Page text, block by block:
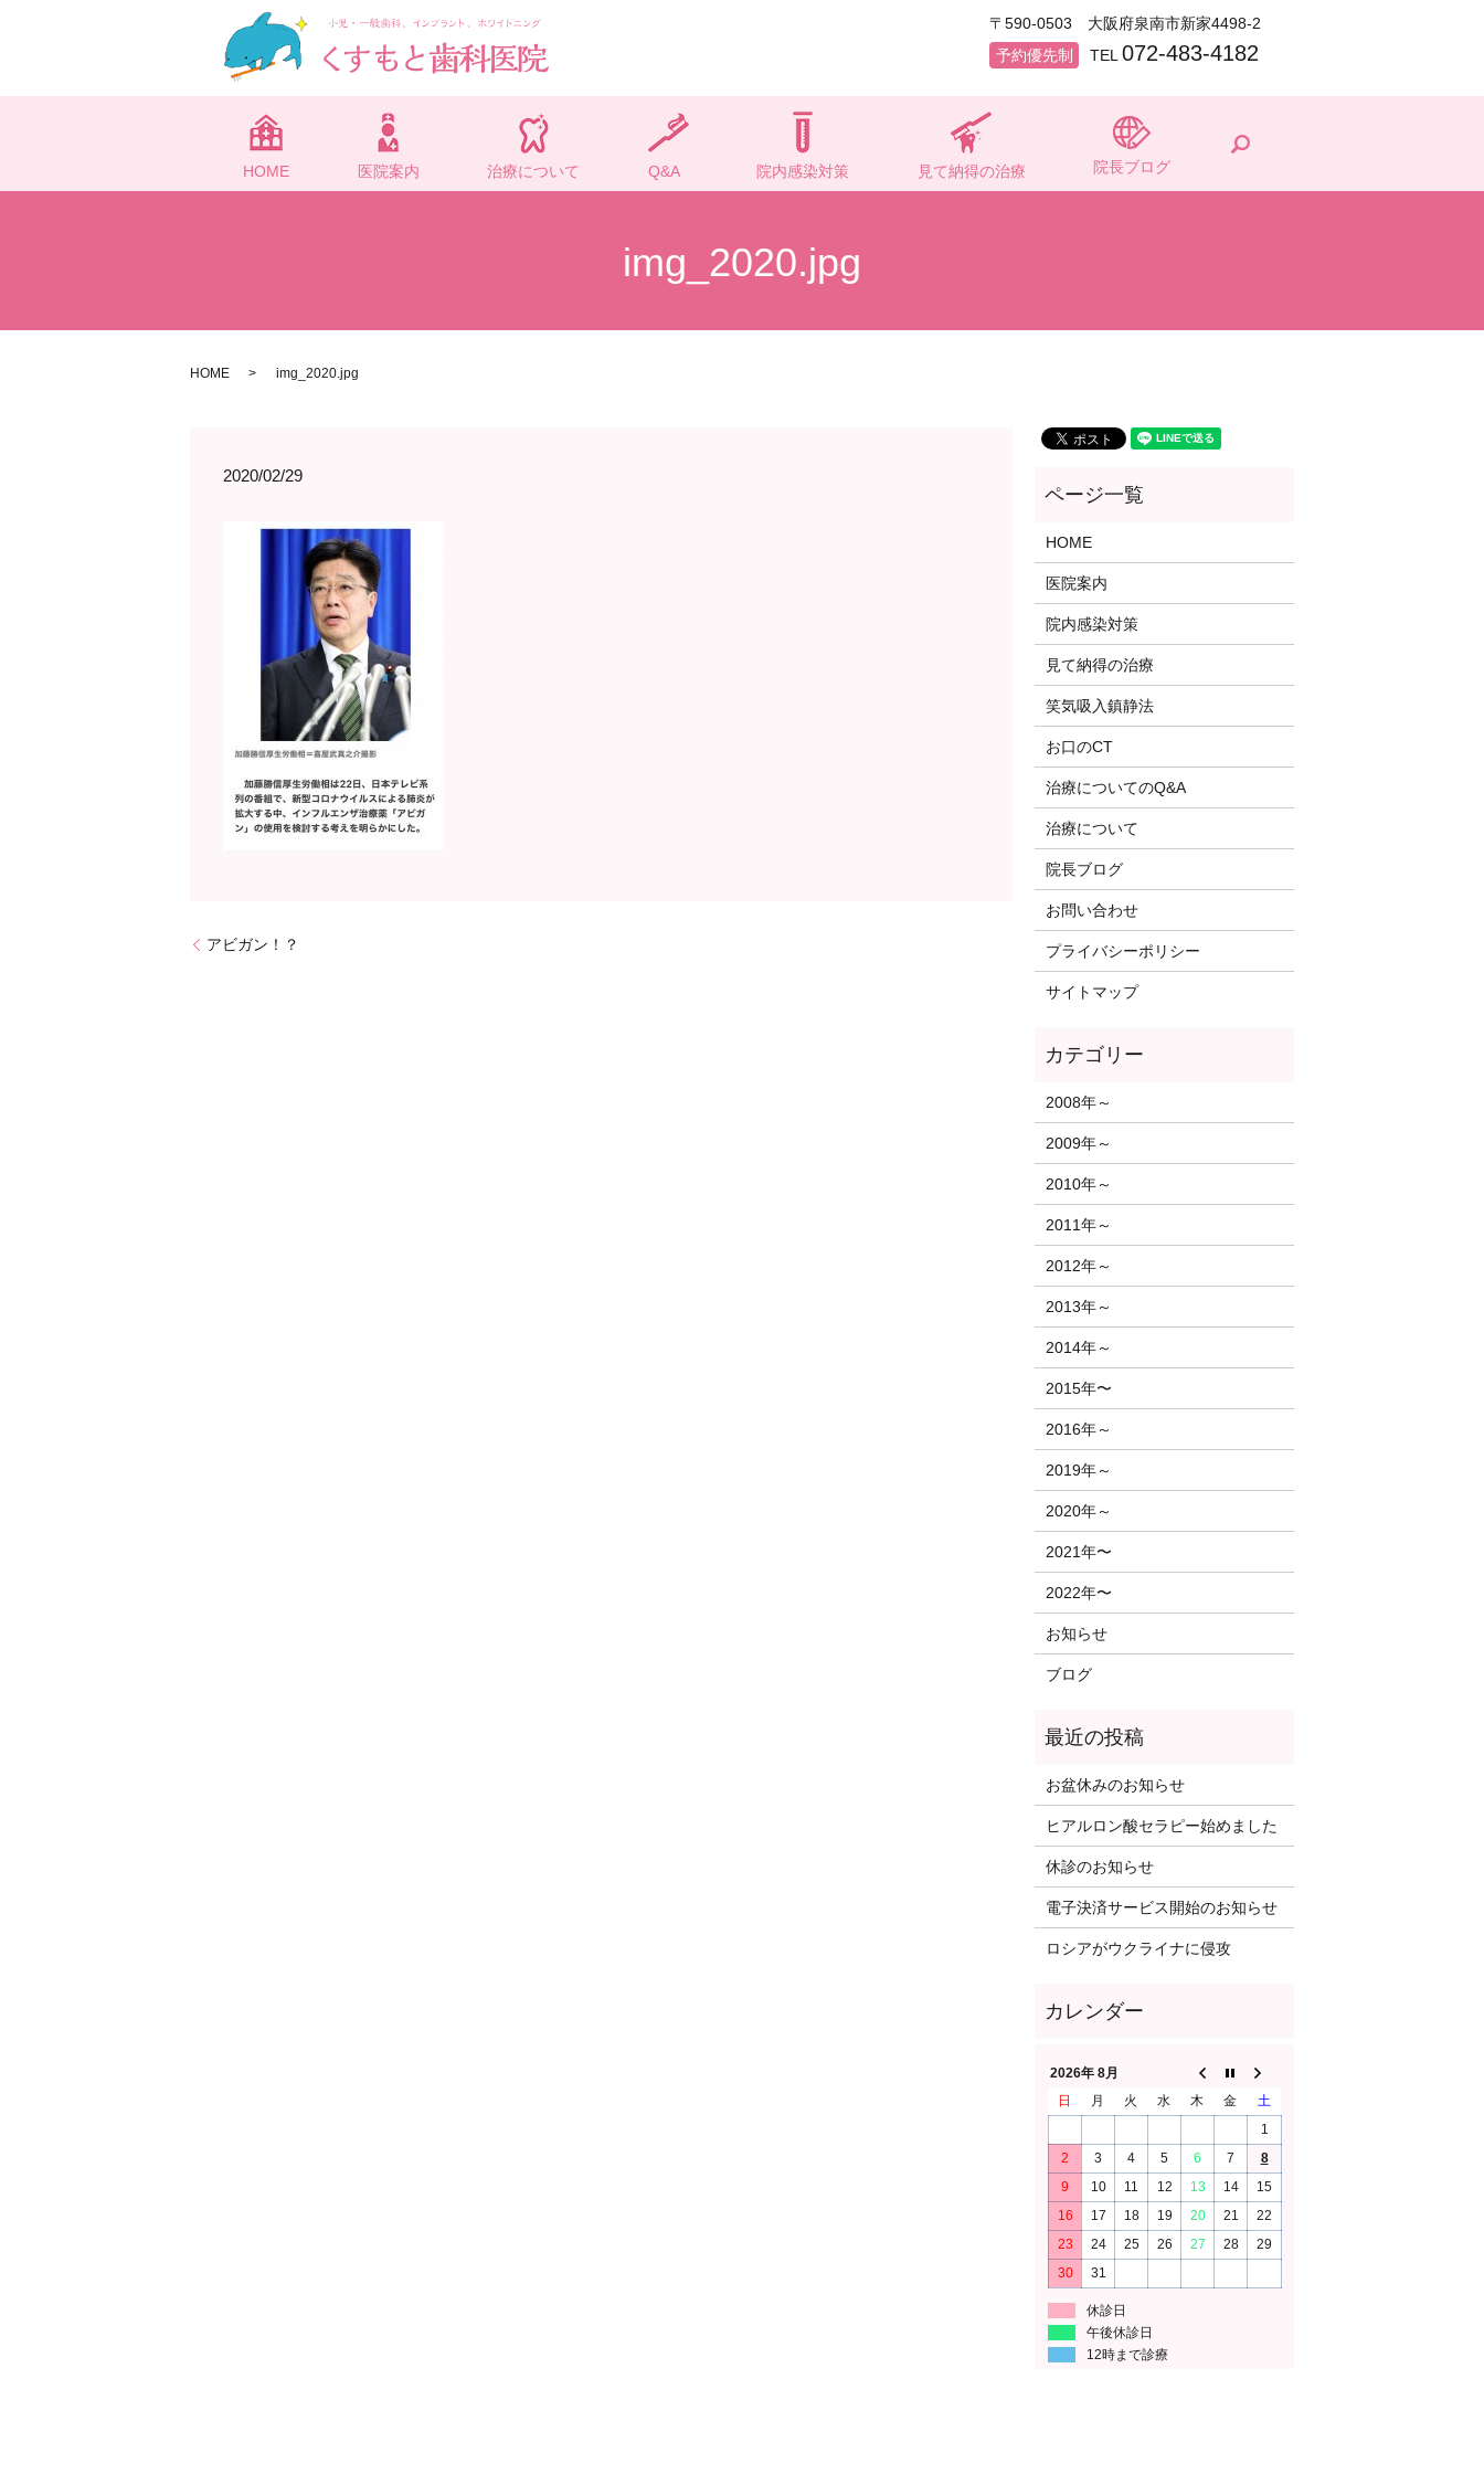
〒590-0503 大阪府泉南市新家4498-2
予約優先制
TEL072-483-4182
HOME 医院案内 治療について Q&A 院内感染対策 見て納得の治療 院長ブログ
img_2020.jpg
HOME img_2020.jpg
2020/02/29
アビガン！？
HOME
医院案内
院内感染対策
見て納得の治療
笑気吸入鎮静法
お口のCT
治療についてのQ&A
治療について
院長ブログ
お問い合わせ
プライバシーポリシー
サイトマップ
2008年～
2009年～
2010年～
2011年～
2012年～
2013年～
2014年～
2015年〜
2016年～
2019年～
2020年～
2021年〜
2022年〜
お知らせ
ブログ
お盆休みのお知らせ
ヒアルロン酸セラピー始めました
休診のお知らせ
電子決済サービス開始のお知らせ
ロシアがウクライナに侵攻
2026年 8月
日
月 火 水 木 金
土
1
2
3 4 5 6 7
8
9
10 11 12 13 14
15
16
17 18 19 20 21
22
23
24 25 26 27 28
29
30
31
休診日
午後休診日
12時まで診療